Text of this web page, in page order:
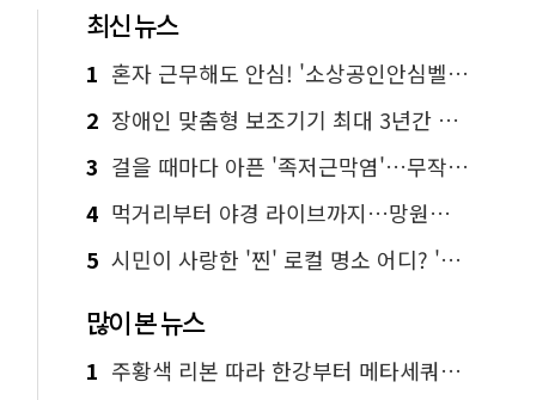
하
기
하
기
최신 뉴스
1 혼자 근무해도 안심! '소상공인안심벨' 신청하세요
2 장애인 맞춤형 보조기기 최대 3년간 무상 대여…삶의 질 높인다
3 걸을 때마다 아픈 '족저근막염'…무작정 참지 말고 '이것' 해보세요!
4 먹거리부터 야경 라이브까지…망원한강공원 알짜 코스
5 시민이 사랑한 '찐' 로컬 명소 어디? '서울에디션25' 추천 코스
많이 본 뉴스
1 주황색 리본 따라 한강부터 메타세쿼이아 숲길까지…서울둘레길 15코스